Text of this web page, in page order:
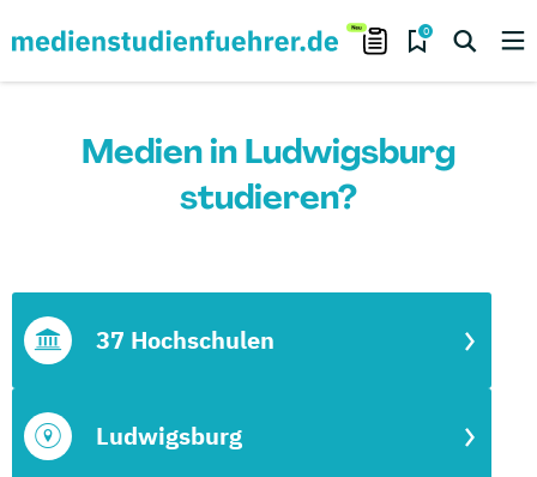
0
Medien in Ludwigsburg
studieren?
Ludwigsburg
37 Hochschulen